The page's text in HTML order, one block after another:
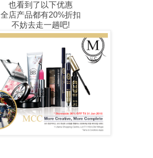
也看到了以下优惠
全店产品都有20%折扣
不妨去走一趟吧!